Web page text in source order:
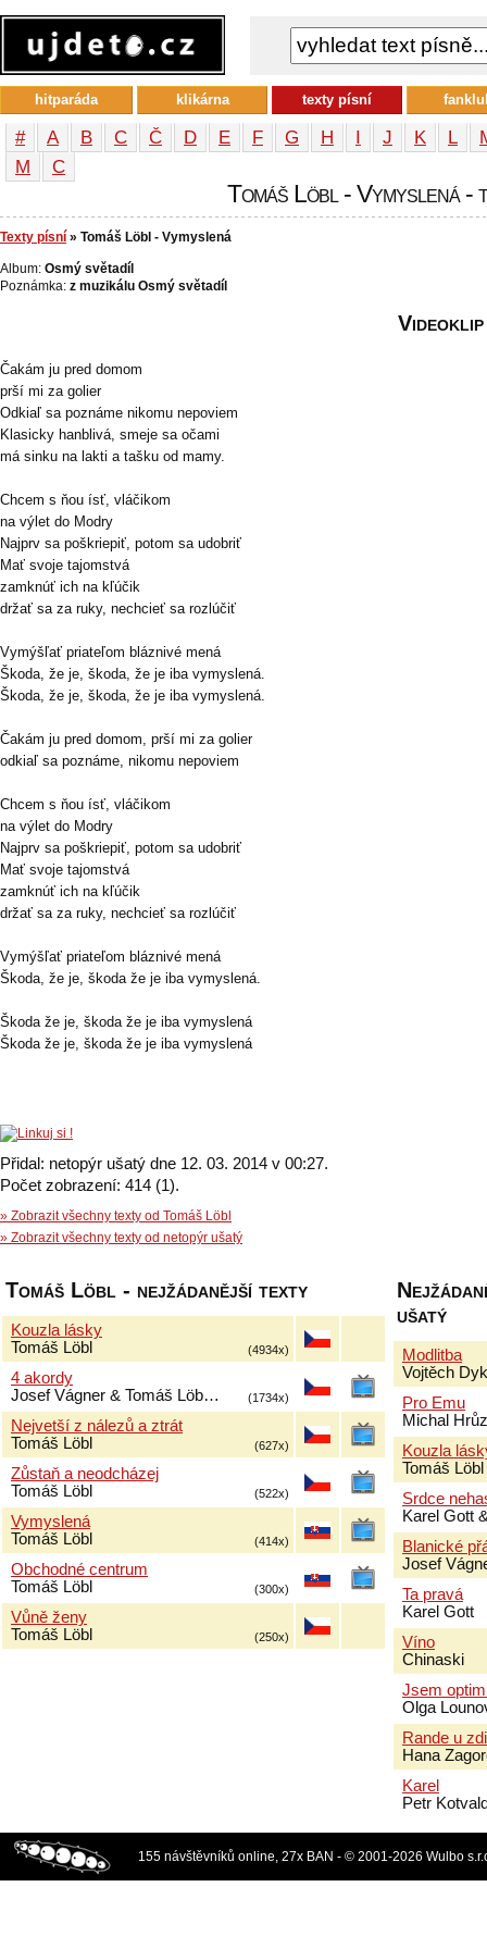
# A B C Č D E F G H I J K L
М
С
Tomáš Löbl - Vymyslená -
Texty písní » Tomáš Löbl - Vymyslená
Album: Osmý světadíl
Poznámka: z muzikálu Osmý světadíl
Čakám ju pred domom
prší mi za golier
Odkiaľ sa poznáme nikomu nepoviem
Klasicky hanblivá, smeje sa očami
má sinku na lakti a tašku od mamy.
Chcem s ňou ísť, vláčikom
na výlet do Modry
Najprv sa poškriepiť, potom sa udobriť
Mať svoje tajomstvá
zamknúť ich na kľúčik
držať sa za ruky, nechcieť sa rozlúčiť
Vymýšľať priateľom bláznivé mená
Škoda, že je, škoda, že je iba vymyslená.
Škoda, že je, škoda, že je iba vymyslená.
Čakám ju pred domom, prší mi za golier
odkiaľ sa poznáme, nikomu nepoviem
Chcem s ňou ísť, vláčikom
na výlet do Modry
Najprv sa poškriepiť, potom sa udobriť
Mať svoje tajomstvá
zamknúť ich na kľúčik
držať sa za ruky, nechcieť sa rozlúčiť
Vymýšľať priateľom bláznivé mená
Škoda, že je, škoda že je iba vymyslená.
Škoda že je, škoda že je iba vymyslená
Škoda že je, škoda že je iba vymyslená
Přidal: netopýr ušatý dne 12. 03. 2014 v 00:27.
Počet zobrazení: 414 (1).
» Zobrazit všechny texty od Tomáš Löbl
» Zobrazit všechny texty od netopýr ušatý
Videoklip
Tomáš Löbl - nejžádanější texty
Kouzla lásky
Tomáš Löbl
(4934x)
4 akordy
Josef Vágner & Tomáš Löb…
(1734x)
Nejvetší z nálezů a ztrát
Tomáš Löbl
(627x)
Zůstaň a neodcházej
Tomáš Löbl
(522x)
Vymyslená
Tomáš Löbl
(414x)
Obchodné centrum
Tomáš Löbl
(300x)
Vůně ženy
Tomáš Löbl
(250x)
ušatý
Modlitba
Vojtěch Dyk
Pro Emu
Michal
Kouzla
Tomáš Löbl
Srdce
Karel Gott
Blanické
Josef
Ta pravá
Karel Gott
Víno
Chinaski
Jsem
Olga
Rande u
Hana
Karel
Petr
hitparáda klikárna texty písní
155 návštěvníků online, 27x BAN - © 2001-2026 Wulbo